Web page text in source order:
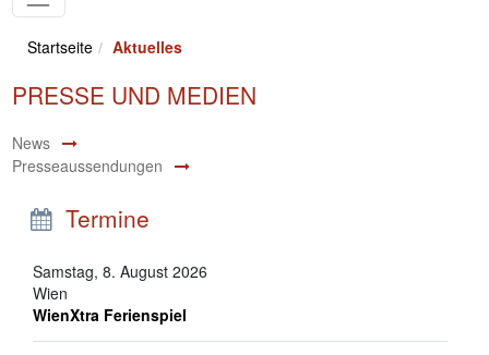
Startseite Aktuelles
PRESSE UND MEDIEN
News
Presseaussendungen
Termine
Samstag, 8. August 2026
Wien
WienXtra Ferienspiel